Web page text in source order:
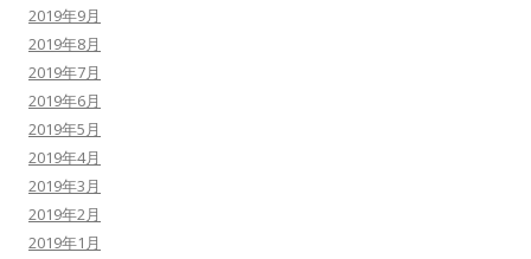
2019年9月
2019年8月
2019年7月
2019年6月
2019年5月
2019年4月
2019年3月
2019年2月
2019年1月